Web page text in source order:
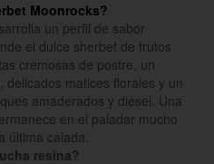
Moonrocks?
un perfil de sabor
el dulce sherbet de frutos
cremosas de postre, un
matices florales y un
amaderados y diésel. Una
en el paladar mucho
última calada.
resina?